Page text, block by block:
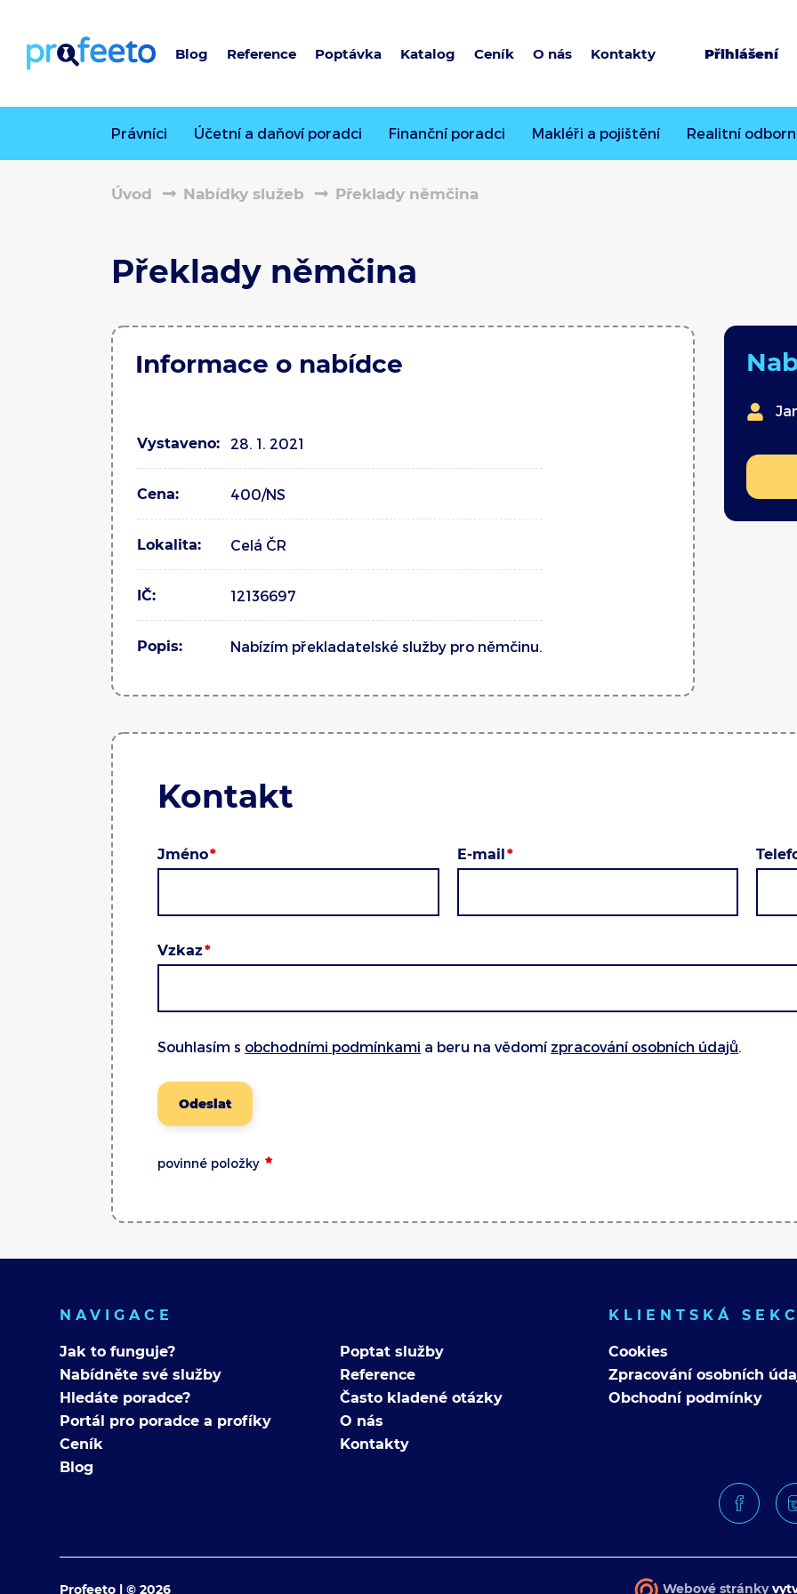
Blog Reference Poptávka Katalog Ceník O nás Kontakty Přihlášení
Právníci Účetní a daňoví poradci Finanční poradci Makléři a pojištění Realitní
Úvod Nabídky služeb Překlady němčina
Překlady němčina
Informace o nabídce
Vystaveno: 28. 1. 2021
Cena: 400/NS
Lokalita: Celá ČR
IČ: 12136697
Popis: Nabízím překladatelské služby pro němčinu.
Kontakt
Jméno E-mail
Vzkaz
Souhlasím s obchodními podmínkami a beru na vědomí zpracování osobních údajů.
Odeslat
povinné položky
NAVIGACE
Jak to funguje?
Nabídněte své služby
Hledáte poradce?
Portál pro poradce a profíky
Ceník
Blog
Poptat služby
Reference
Často kladené otázky
O nás
Kontakty
KLIENTSKÁ
Cookies
Zpracování osobních
Obchodní podmínky
Profeeto | © 2026 Webové stránky